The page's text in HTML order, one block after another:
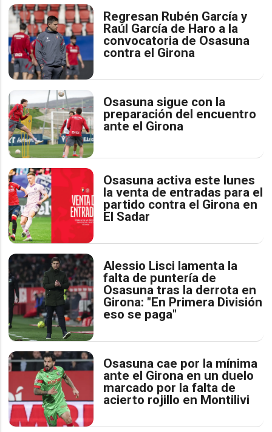
Regresan Rubén García y
Raúl García de Haro a la
convocatoria de Osasuna
contra el Girona
Osasuna sigue con la
preparación del encuentro
ante el Girona
Osasuna activa este lunes
la venta de entradas para el
partido contra el Girona en
El Sadar
Alessio Lisci lamenta la
falta de puntería de
Osasuna tras la derrota en
Girona: "En Primera División
eso se paga"
Osasuna cae por la mínima
ante el Girona en un duelo
marcado por la falta de
acierto rojillo en Montilivi